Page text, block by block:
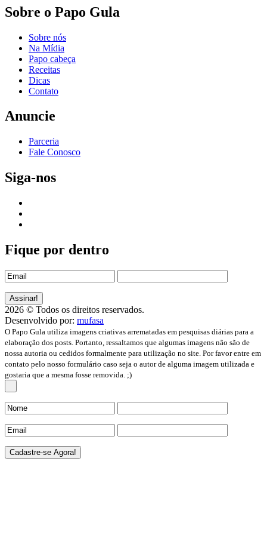
Sobre o Papo Gula
Sobre nós
Na Mídia
Papo cabeça
Receitas
Dicas
Contato
Anuncie
Parceria
Fale Conosco
Siga-nos
Fique por dentro
2026 © Todos os direitos reservados.
Desenvolvido por: mufasa
O Papo Gula utiliza imagens criativas arrematadas em pesquisas diárias para a
elaboração dos posts. Portanto, ressaltamos que algumas imagens não são de
nossa autoria ou cedidos formalmente para utilização no site. Por favor entre em
contato pelo nosso formulário caso seja o autor de alguma imagem utilizada e
gostaria que a mesma fosse removida. ;)